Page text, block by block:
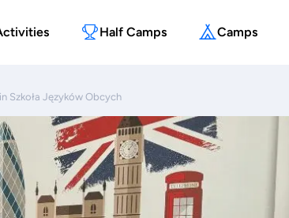
Half Camps Camps
Szkoła Języków Obcych